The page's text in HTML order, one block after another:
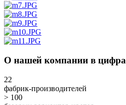
О нашей компании в
22
фабрик-производителей
> 100